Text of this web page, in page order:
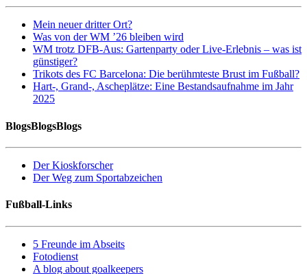
Mein neuer dritter Ort?
Was von der WM ’26 bleiben wird
WM trotz DFB-Aus: Gartenparty oder Live-Erlebnis – was ist
günstiger?
Trikots des FC Barcelona: Die berühmteste Brust im Fußball?
Hart-, Grand-, Ascheplätze: Eine Bestandsaufnahme im Jahr
2025
BlogsBlogsBlogs
Der Kioskforscher
Der Weg zum Sportabzeichen
Fußball-Links
5 Freunde im Abseits
Fotodienst
A blog about goalkeepers